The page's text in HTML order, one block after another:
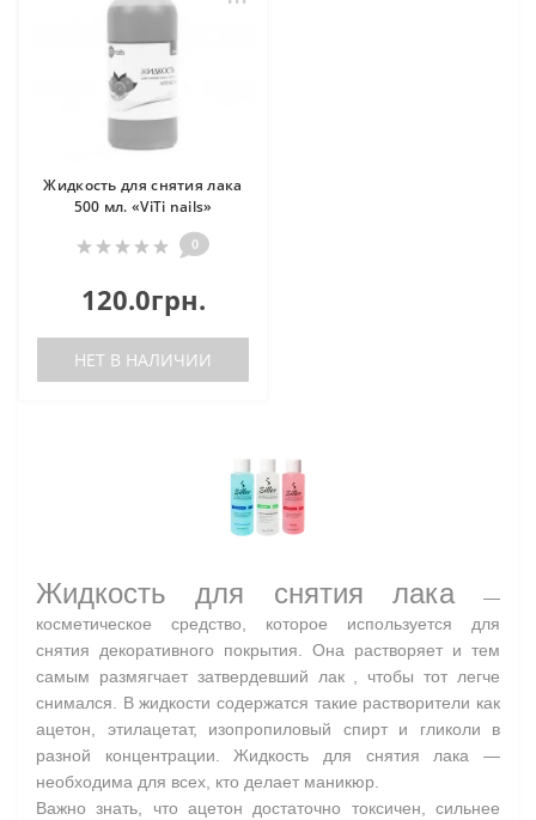
Жидкость для снятия лака
500 мл. «ViTi nails»
0
120.0грн.
НЕТ В НАЛИЧИИ
Жидкость для снятия лака
—
косметическое средство, которое используется для
снятия декоративного покрытия. Она растворяет и тем
самым размягчает затвердевший лак , чтобы тот легче
снимался. В жидкости содержатся такие растворители как
ацетон, этилацетат, изопропиловый спирт и гликоли в
разной концентрации. Жидкость для снятия лака —
необходима для всех, кто делает маникюр.
Важно знать, что ацетон достаточно токсичен, сильнее